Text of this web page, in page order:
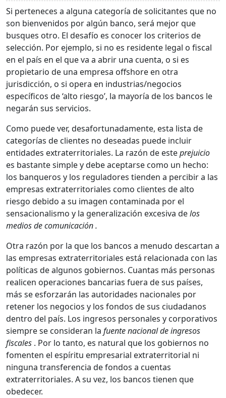
Si perteneces a alguna categoría de solicitantes que no
son bienvenidos por algún banco, será mejor que
busques otro. El desafío es conocer los criterios de
selección. Por ejemplo, si no es residente legal o fiscal
en el país en el que va a abrir una cuenta, o si es
propietario de una empresa offshore en otra
jurisdicción, o si opera en industrias/negocios
específicos de ‘alto riesgo’, la mayoría de los bancos le
negarán sus servicios.
Como puede ver, desafortunadamente, esta lista de
categorías de clientes no deseadas puede incluir
entidades extraterritoriales. La razón de esteprejuicio
es bastante simple y debe aceptarse como un hecho:
los banqueros y los reguladores tienden a percibir a las
empresas extraterritoriales como clientes de alto
riesgo debido a su imagen contaminada por el
sensacionalismo y la generalización excesiva delos
medios de comunicación .
Otra razón por la que los bancos a menudo descartan a
las empresas extraterritoriales está relacionada con las
políticas de algunos gobiernos. Cuantas más personas
realicen operaciones bancarias fuera de sus países,
más se esforzarán las autoridades nacionales por
retener los negocios y los fondos de sus ciudadanos
dentro del país. Los ingresos personales y corporativos
siempre se consideran la fuente nacional de ingresos
fiscales . Por lo tanto, es natural que los gobiernos no
fomenten el espíritu empresarial extraterritorial ni
ninguna transferencia de fondos a cuentas
extraterritoriales. A su vez, los bancos tienen que
obedecer.